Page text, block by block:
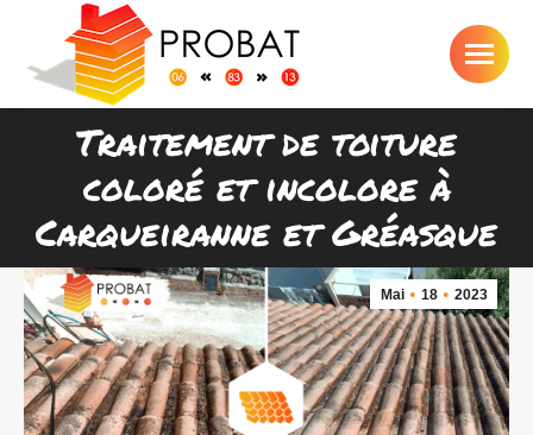
Traitement de toiture
coloré et incolore à
Carqueiranne et Gréasque
Vous êtes ici :
Mai 18 2023